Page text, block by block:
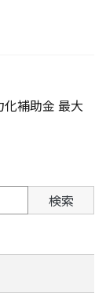
化補助金 最大
検索